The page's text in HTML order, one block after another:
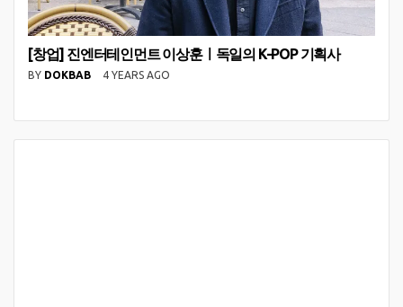
[창업] 진엔터테인먼트 이상훈ㅣ독일의 K-POP 기획사
BY DOKBAB 4 YEARS AGO